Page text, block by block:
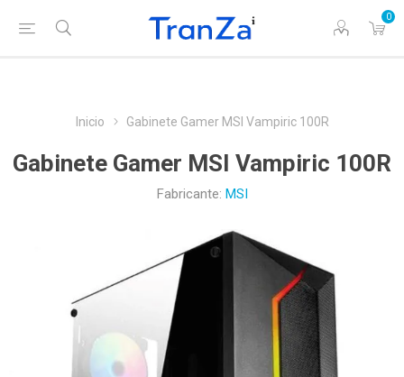
0
Inicio Gabinete Gamer MSI Vampiric 100R
Gabinete Gamer MSI Vampiric 100R
Fabricante: MSI